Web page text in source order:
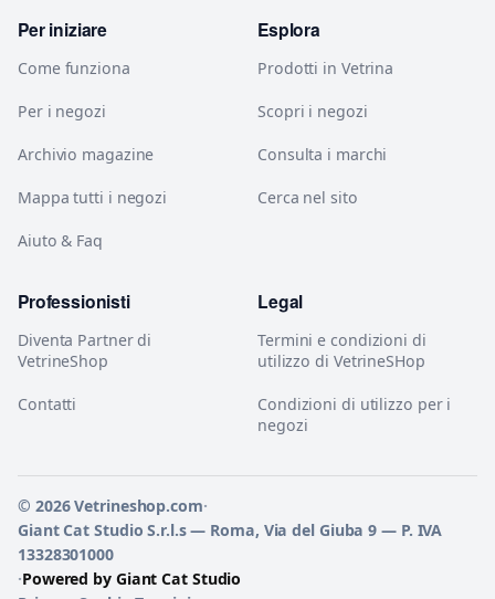
Per iniziare
Come funziona
Per i negozi
Archivio magazine
Mappa tutti i negozi
Aiuto & Faq
Esplora
Prodotti in Vetrina
Scopri i negozi
Consulta i marchi
Cerca nel sito
Professionisti
Diventa Partner di
VetrineShop
Contatti
Legal
Termini e condizioni di
utilizzo di VetrineSHop
Condizioni di utilizzo per i
negozi
© 2026 Vetrineshop.com·
Giant Cat Studio S.r.l.s — Roma, Via del Giuba 9 — P. IVA
13328301000
·Powered by Giant Cat Studio